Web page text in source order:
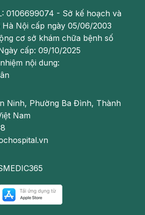
bà bầu sau sinh thường & sinh
sau sinh cho phụ nữ sinh
mẹ bầu rặn đẻ đúng cách và
sinh thường
có cơn đau chuyển dạ thì mẹ nhờ
quả dừa tươi, chặt phần chóp rồi
thêm một quả trứng gà luộc sẽ
– Đừng quên bột đường
0106699074 - Sở kế hoạch và
Nội cấp ngày 05/06/2003
cơ sở khám chữa bệnh số
cấp: 09/10/2025
nội dung:
Ninh, Phường Ba Đình, Thành
Nam